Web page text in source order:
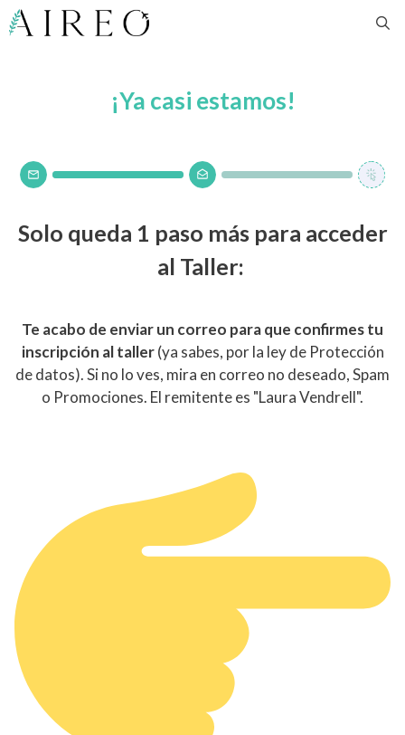
Saltar
al
¡Ya casi estamos!
Solo queda 1 paso más para acceder
al Taller:
Te acabo de enviar un correo para que confirmes tu
inscripción al taller(ya sabes, por la ley de Protección
de datos).Si no lo ves, mira en correo no deseado, Spam
o Promociones. El remitente es "Laura Vendrell".